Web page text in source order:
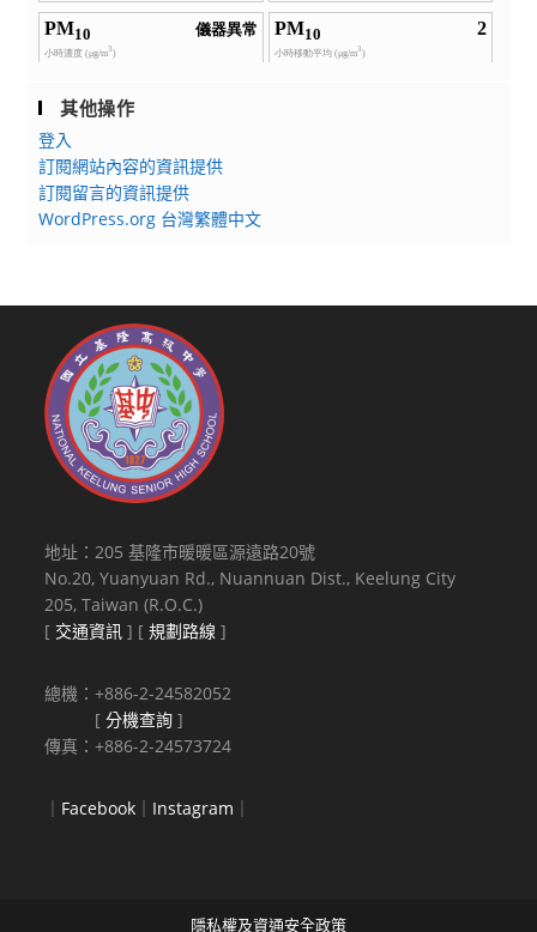
其他操作
登入
訂閱網站內容的資訊提供
訂閱留言的資訊提供
WordPress.org 台灣繁體中文
地址：205 基隆市暖暖區源遠路20號
No.20, Yuanyuan Rd., Nuannuan Dist., Keelung City
205, Taiwan (R.O.C.)
[ 交通資訊 ] [規劃路線 ]
總機：+886-2-24582052
[分機查詢 ]
傳真：+886-2-24573724
｜ Facebook ｜ Instagram ｜
隱私權及資通安全政策